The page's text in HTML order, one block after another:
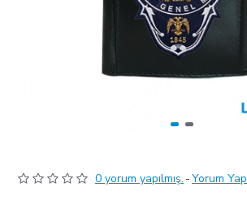
0 yorum yapılmış. -Yorum Yap